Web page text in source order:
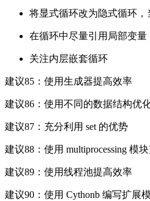
将显式循环改为隐式循环
在循环中尽量引用局部变量
关注内层嵌套循环
建议85：使用生成器提高效率
建议86：使用不同的数据结构优
建议87：充分利用 set 的优势
建议88：使用 multiprocessing 模
建议89：使用线程池提高效率
建议90：使用 Cythonb 编写扩展